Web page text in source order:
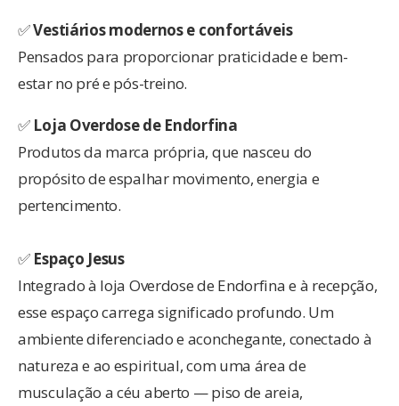
✅Vestiários modernos e confortáveis
Pensados para proporcionar praticidade e bem-
estar no pré e pós-treino.
✅ Loja Overdose de Endorfina
Produtos da marca própria, que nasceu do
propósito de espalhar movimento, energia e
pertencimento.
✅ Espaço Jesus
Integrado à loja Overdose de Endorfina e à recepção,
esse espaço carrega significado profundo. Um
ambiente diferenciado e aconchegante, conectado à
natureza e ao espiritual, com uma área de
musculação a céu aberto — piso de areia,